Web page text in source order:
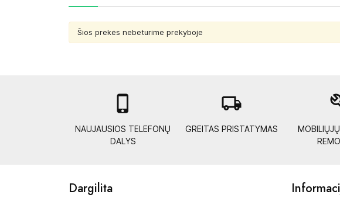
Šios prekės nebeturime prekyboje

NAUJAUSIOS TELEFONŲ
DALYS
local_shipping
GREITAS PRISTATYMAS
Dargilita